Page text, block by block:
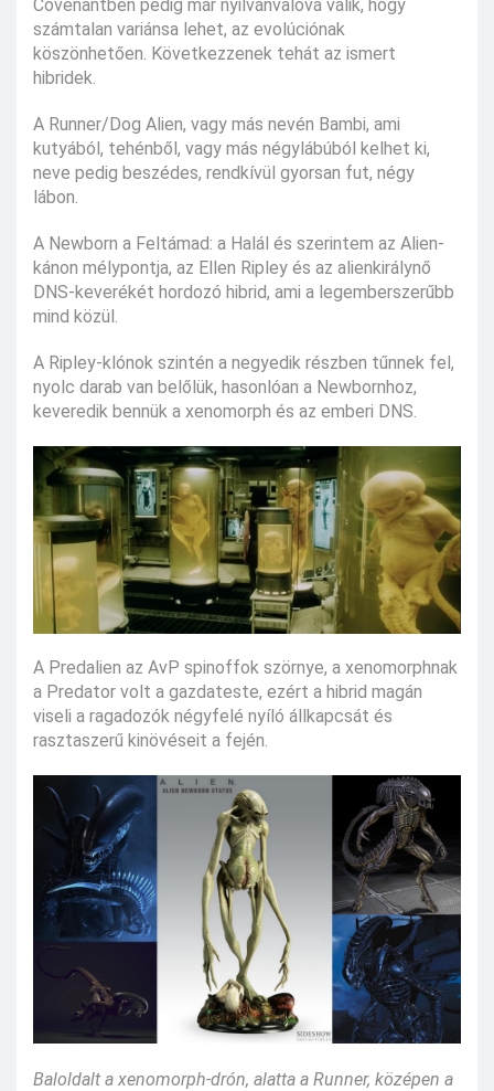
Covenantben pedig már nyilvánvalóvá válik, hogy
számtalan variánsa lehet, az evolúciónak
köszönhetően. Következzenek tehát az ismert
hibridek.
A Runner/Dog Alien, vagy más nevén Bambi, ami
kutyából, tehénből, vagy más négylábúból kelhet ki,
neve pedig beszédes, rendkívül gyorsan fut, négy
lábon.
A Newborn a Feltámad: a Halál és szerintem az Alien-
kánon mélypontja, az Ellen Ripley és az alienkirálynő
DNS-keverékét hordozó hibrid, ami a legemberszerűbb
mind közül.
A Ripley-klónok szintén a negyedik részben tűnnek fel,
nyolc darab van belőlük, hasonlóan a Newbornhoz,
keveredik bennük a xenomorph és az emberi DNS.
A Predalien az AvP spinoffok szörnye, a xenomorphnak
a Predator volt a gazdateste, ezért a hibrid magán
viseli a ragadozók négyfelé nyíló állkapcsát és
rasztaszerű kinövéseit a fején.
Baloldalt a xenomorph-drón, alatta a Runner, középen a